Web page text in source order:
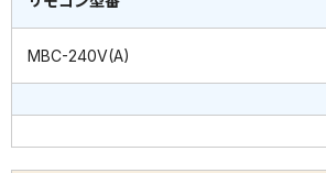
MBC-240V(A)